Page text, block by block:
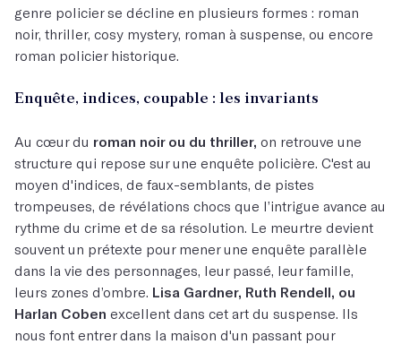
genre policier se décline en plusieurs formes : roman
noir, thriller, cosy mystery, roman à suspense, ou encore
roman policier historique.
Enquête, indices, coupable : les invariants
Au cœur du roman noir ou du thriller, on retrouve une
structure qui repose sur une enquête policière. C'est au
moyen d'indices, de faux-semblants, de pistes
trompeuses, de révélations chocs que l’intrigue avance au
rythme du crime et de sa résolution. Le meurtre devient
souvent un prétexte pour mener une enquête parallèle
dans la vie des personnages, leur passé, leur famille,
leurs zones d’ombre. Lisa Gardner, Ruth Rendell, ou
Harlan Coben excellent dans cet art du suspense. Ils
nous font entrer dans la maison d'un passant pour